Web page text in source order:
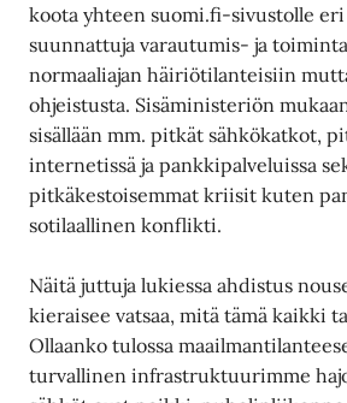
koota yhteen suomi.fi-sivustolle
suunnattuja varautumis- ja
normaaliajan häiriötilanteisiin
ohjeistusta. Sisäministeriön
sisällään mm. pitkät sähkökatkot,
internetissä ja pankkipalveluissa
pitkäkestoisemmat kriisit kuten
sotilaallinen konflikti.
Näitä juttuja lukiessa ahdistus
kieraisee vatsaa, mitä tämä kaikki
Ollaanko tulossa
turvallinen infrastruktuurimme